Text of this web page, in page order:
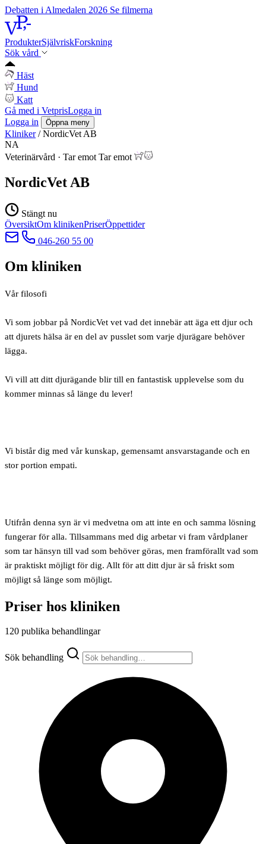
Debatten i Almedalen 2026 Se filmerna
ProdukterSjälvriskForskning
Sök vård
Häst
Hund
Katt
Gå med i VetprisLogga in
Logga in
Öppna meny
Kliniker / NordicVet AB
NA
Veterinärvård · Tar emot Tar emot
NordicVet AB
Stängt nu
ÖversiktOm klinikenPriserÖppettider
046-260 55 00
Om kliniken
Vår filosofi
Vi som jobbar på NordicVet vet vad det innebär att äga ett djur och
att djurets hälsa är en del av pusslet som varje djurägare behöver
lägga.
Vi vill att ditt djurägande blir till en fantastisk upplevelse som du
kommer minnas så länge du lever!
Vi bistår dig med vår kunskap, gemensamt ansvarstagande och en
stor portion empati.
Utifrån denna syn är vi medvetna om att inte en och samma lösning
fungerar för alla. Tillsammans med dig arbetar vi fram vårdplaner
som tar hänsyn till vad som behöver göras, men framförallt vad som
är praktiskt möjligt för dig. Allt för att ditt djur är så friskt som
möjligt så länge som möjligt.
Priser hos kliniken
120 publika behandlingar
Sök behandling